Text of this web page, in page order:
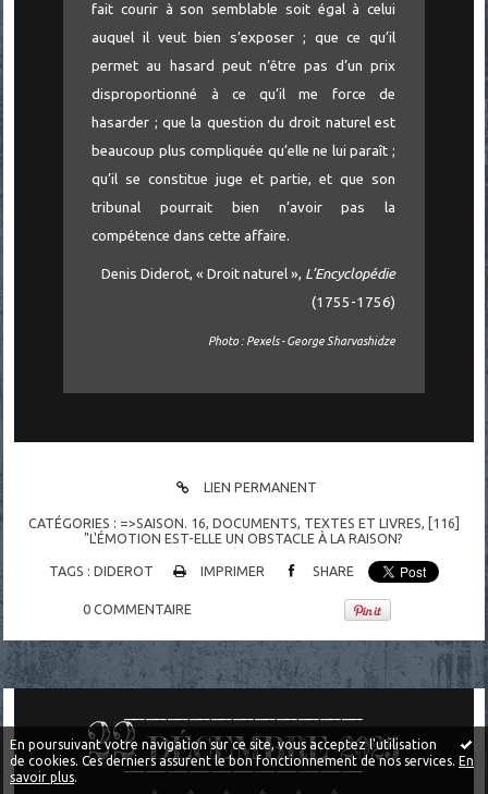
En poursuivant votre navigation sur ce site, vous acceptez l'utilisation
de cookies. Ces derniers assurent le bon fonctionnement de nos services. En
savoir plus.
fait courir à son semblable soit égal à celui
auquel il veut bien s’exposer ; que ce qu’il
permet au hasard peut n’être pas d’un prix
disproportionné à ce qu’il me force de
hasarder ; que la question du droit naturel est
beaucoup plus compliquée qu’elle ne lui paraît ;
qu’il se constitue juge et partie, et que son
tribunal pourrait bien n’avoir pas la
compétence dans cette affaire.
Denis Diderot, « Droit naturel », L’Encyclopédie
(1755-1756)
Photo : Pexels - George Sharvashidze
LIEN PERMANENT
CATÉGORIES : =>SAISON. 16, DOCUMENTS, TEXTES ET LIVRES,
[116]
"L'ÉMOTION EST-ELLE UN OBSTACLE À LA RAISON?
TAGS : DIDEROT IMPRIMER SHARE
0 COMMENTAIRE
22 DÉCEMBRE 2025